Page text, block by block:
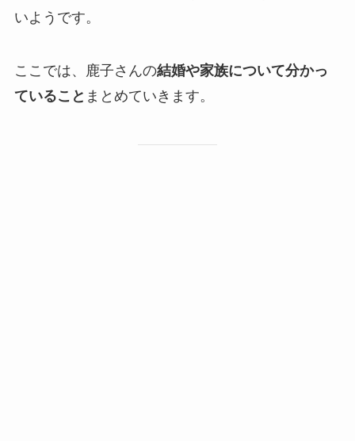
いようです。
ここでは、鹿子さんの結婚や家族について分かっ
ていること まとめていきます。